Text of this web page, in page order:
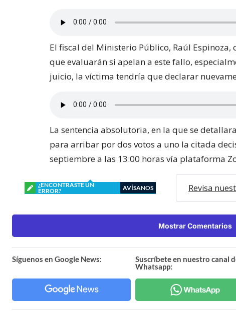
El fiscal del Ministerio Público, Raúl
que evaluarán si apelan a este fallo,
juicio, la víctima tendría que declarar
La sentencia absolutoria, en la que se
para arribar por dos votos a uno la citada
septiembre a las 13:00 horas vía plataforma
¿ENCONTRASTE UN
ERROR?
AVÍSANOS Revisa
Mostrar Comentarios
Síguenos en Google News:
Suscríbete en nuestro canal
Whatsapp: